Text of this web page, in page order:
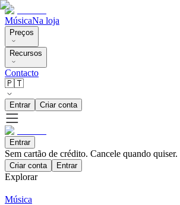
MúsicaNa loja
Preços
Recursos
Contacto
🇵🇹
Entrar Criar conta
Entrar
Sem cartão de crédito. Cancele quando quiser.
Criar conta Entrar
Explorar
Música